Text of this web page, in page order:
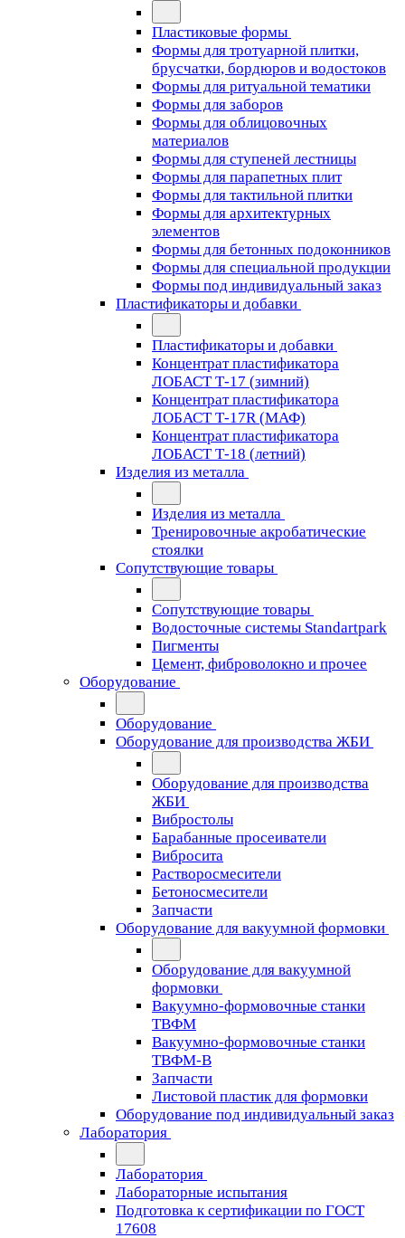
Пластиковые формы
Формы для тротуарной плитки,
брусчатки, бордюров и водостоков
Формы для ритуальной тематики
Формы для заборов
Формы для облицовочных
материалов
Формы для ступеней лестницы
Формы для парапетных плит
Формы для тактильной плитки
Формы для архитектурных
элементов
Формы для бетонных подоконников
Формы для специальной продукции
Формы под индивидуальный заказ
Пластификаторы и добавки
Пластификаторы и добавки
Концентрат пластификатора
ЛОБАСТ Т-17 (зимний)
Концентрат пластификатора
ЛОБАСТ Т-17R (МАФ)
Концентрат пластификатора
ЛОБАСТ Т-18 (летний)
Изделия из металла
Изделия из металла
Тренировочные акробатические
стоялки
Сопутствующие товары
Сопутствующие товары
Водосточные системы Standartpark
Пигменты
Цемент, фиброволокно и прочее
Оборудование
Оборудование
Оборудование для производства ЖБИ
Оборудование для производства
ЖБИ
Вибростолы
Барабанные просеиватели
Вибросита
Растворосмесители
Бетоносмесители
Запчасти
Оборудование для вакуумной формовки
Оборудование для вакуумной
формовки
Вакуумно-формовочные станки
ТВФМ
Вакуумно-формовочные станки
ТВФМ-В
Запчасти
Листовой пластик для формовки
Оборудование под индивидуальный заказ
Лаборатория
Лаборатория
Лабораторные испытания
Подготовка к сертификации по ГОСТ
17608